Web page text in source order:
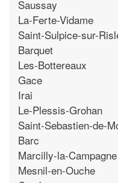
Saussay
La-Ferte-Vidame
Saint-Sulpice-sur-
Barquet
Les-Bottereaux
Gace
Irai
Le-Plessis-Grohan
Saint-Sebastien-de-
Barc
Marcilly-la-Campagne
Mesnil-en-Ouche